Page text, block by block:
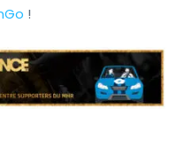
!